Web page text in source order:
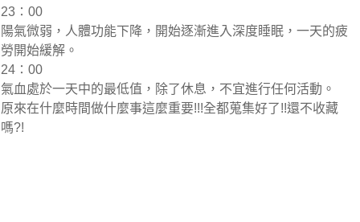
23∶00
陽氣微弱，人體功能下降，開始逐漸進入深度睡眠，一天的疲
勞開始緩解。
24∶00
氣血處於一天中的最低值，除了休息，不宜進行任何活動。
原來在什麼時間做什麼事這麼重要!!!全都蒐集好了!!還不收藏
嗎?!